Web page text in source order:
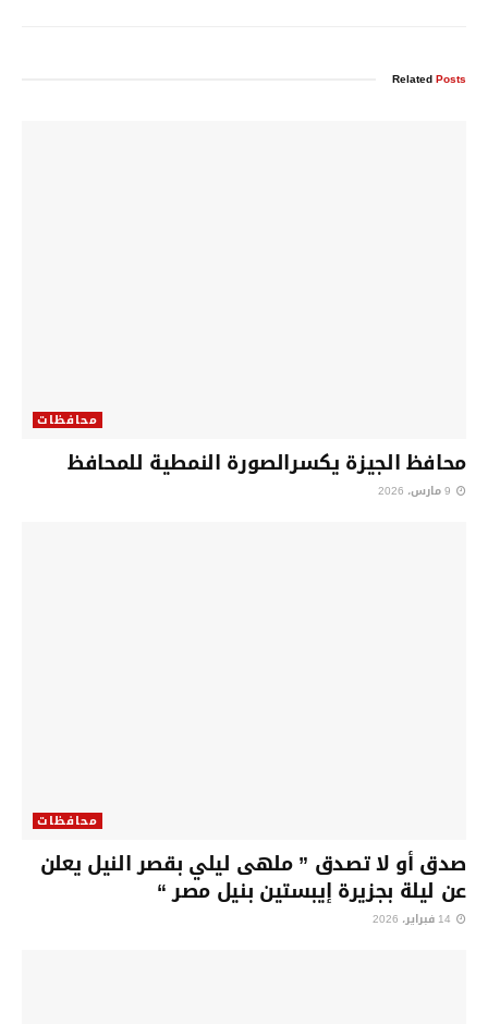
RelatedPosts
محافظات
محافظ الجيزة يكسرالصورة النمطية للمحافظ
محافظات
صدق أو لا تصدق ” ملهى ليلي بقصر النيل يعلن
عن ليلة بجزيرة إيبستين بنيل مصر “